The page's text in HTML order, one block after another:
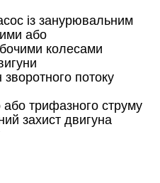
із занурювальним
або
колесами
потоку
трифазного струму
захист двигуна